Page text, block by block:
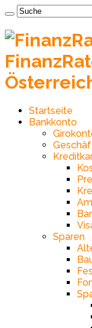
Startseite
Bankkonto
Sparen